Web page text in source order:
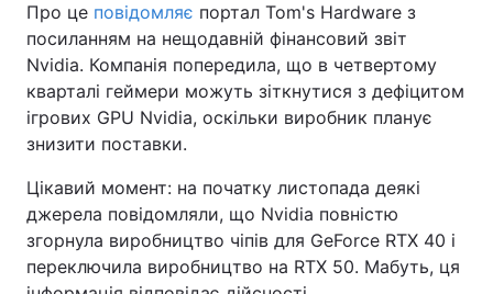
Інциденти
Здоров'я Туризм
Цікавинки Погода
Лонгріди
Відео з Youtube Статті
Про це повідомляє портал Tom's Hardware з
посиланням на нещодавній фінансовий звіт
Nvidia. Компанія попередила, що в четвертому
кварталі геймери можуть зіткнутися з дефіцитом
ігрових GPU Nvidia, оскільки виробник планує
знизити поставки.
Цікавий момент: на початку листопада деякі
джерела повідомляли, що Nvidia повністю
згорнула виробництво чіпів для GeForce RTX 40 і
переключила виробництво на RTX 50. Мабуть, ця